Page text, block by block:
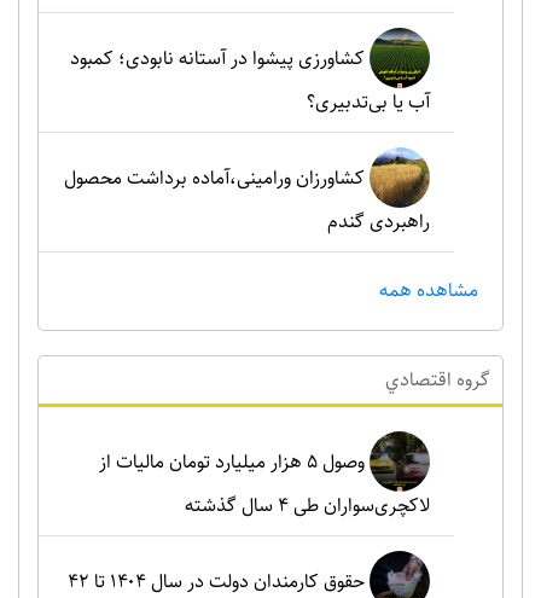
کشاورزی پیشوا در آستانه نابودی؛ کمبود
آب یا بی‌تدبیری؟
کشاورزان ورامینی،آماده برداشت محصول
راهبردی گندم
مشاهده همه
گروه اقتصادي
وصول ۵ هزار میلیارد تومان مالیات از
لاکچری‌سواران طی ۴ سال گذشته
حقوق کارمندان دولت در سال ۱۴۰۴ تا ۴۲